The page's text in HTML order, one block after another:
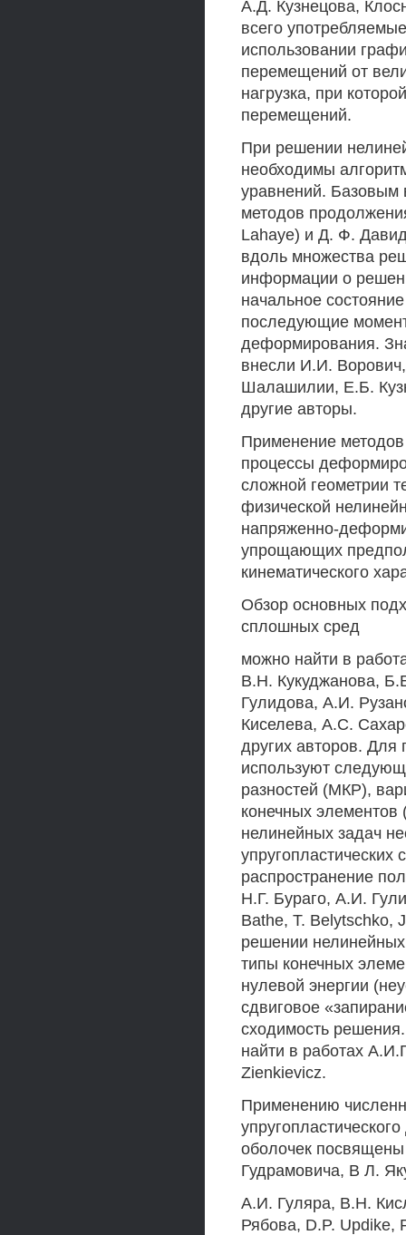
А.Д. Кузнецова,
всего
использовании
перемещений от
нагрузка, при
перемещений.
При решении
необходимы
уравнений. Базовым
методов
Lahaye) и Д. Ф.
вдоль множества
информации о
начальное
последующие
деформирования.
внесли И.И.
Шалашилии, Е.Б.
другие авторы.
Применение методов
процессы
сложной геометрии
физической
напряженно-
упрощающих
кинематического
Обзор основных
сплошных сред
можно найти в
В.Н. Кукуджанова,
Гулидова, А.И.
Киселева, A.C.
других авторов. Для
используют
разностей (МКР),
конечных
нелинейных задач
упругопластических
распространение
Н.Г. Бураго, А.И.
Bathe, Т. Belytschko,
решении
типы конечных
нулевой энергии
сдвиговое
сходимость
найти в работах
Zienkievicz.
Применению
оболочек
Гудрамовича, В Л.
A.И. Гуляра, В.Н.
Рябова, D.P. Updike,